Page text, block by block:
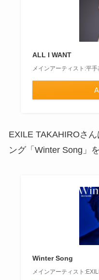
ALL I WANT
メインアーティスト:平手
EXILE TAKAHIROさ
ング「Winter Song」
Winter Song
メインアーティスト